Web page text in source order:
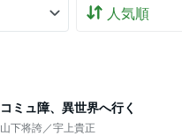
コミュ障、異世界へ行く
山下将誇／宇上貴正